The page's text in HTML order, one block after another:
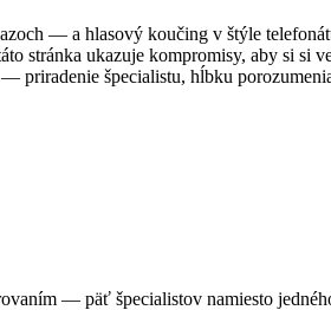
— a hlasový koučing v štýle
stránka ukazuje kompromisy, aby si si
špecialistu, hĺbku
— päť špecialistov namiesto